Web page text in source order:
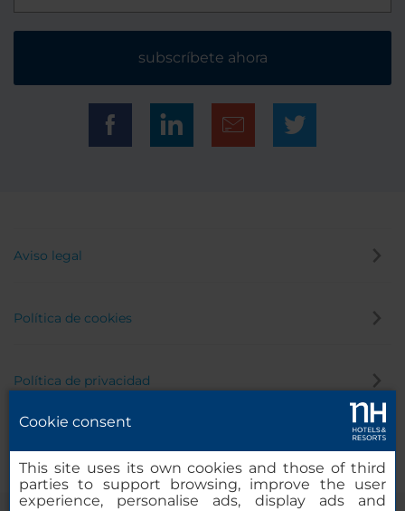
subscríbete ahora
Aviso legal
Política de cookies
Política de privacidad
Cookie consent
This site uses its own cookies and those of third
parties to support browsing, improve the user
experience, personalise ads, display ads and